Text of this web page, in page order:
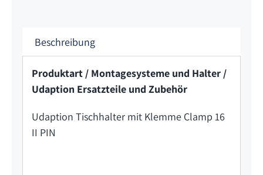
Beschreibung
Produktart / Montagesysteme und Halter /
Udaption Ersatzteile und Zubehör
Udaption Tischhalter mit Klemme Clamp 16
II PIN